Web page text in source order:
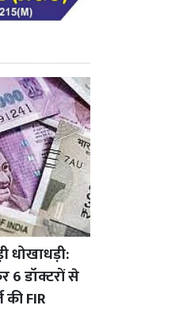
धोखाधड़ी:
6 डॉक्टरों से
FIR